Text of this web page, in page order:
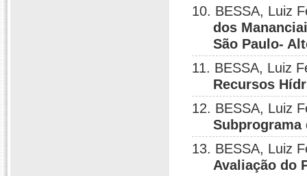
10. BESSA, Luiz
dos
São Paulo-
11. BESSA, Luiz
Recursos
12. BESSA, Luiz
Subprograma
13. BESSA, Luiz
Avaliação do